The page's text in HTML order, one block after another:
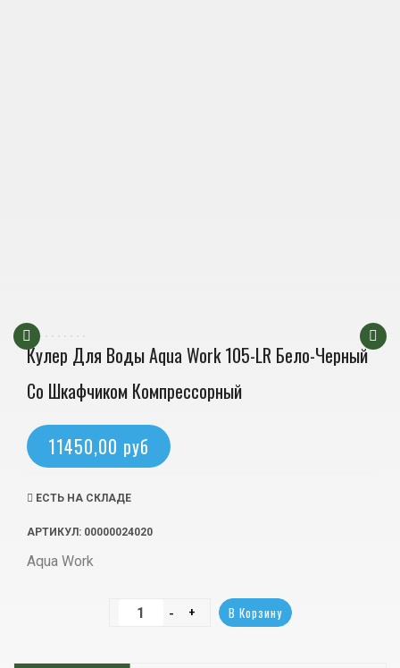
Кулер Для Воды Aqua Work 105-LR Бело-Черный
Со Шкафчиком Компрессорный
11450,00 руб
ЕСТЬ НА СКЛАДЕ
АРТИКУЛ : 00000024020
Aqua Work